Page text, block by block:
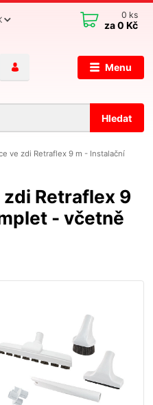
Menu
Hledat
0 ks
za0 Kč
ve zdi Retraflex 9 m - Instalační
Retraflex 9
- včetně